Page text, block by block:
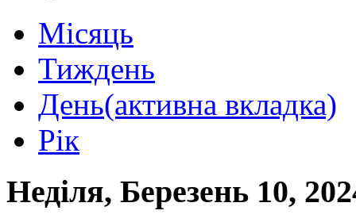
Місяць
Тиждень
День(активна вкладка)
Рік
Неділя, Березень 10,